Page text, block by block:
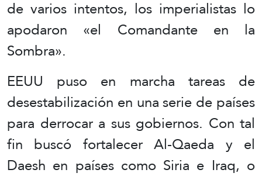
de varios intentos, los imperialistas lo
apodaron «el Comandante en la
Sombra».
EEUU puso en marcha tareas de
desestabilización en una serie de países
para derrocar a sus gobiernos. Con tal
fin buscó fortalecer Al-Qaeda y el
Daesh en países como Siria e Iraq, o